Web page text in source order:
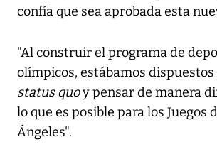
confía que sea aprobada esta
"Al construir el programa de
olímpicos, estábamos
status quoy pensar de manera
lo que es posible para los Juegos
Ángeles".